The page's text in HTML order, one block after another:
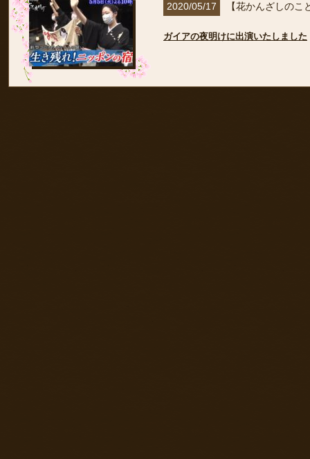
2020/05/17 【花かんざしのこ
ガイアの夜明けに出演いたしました